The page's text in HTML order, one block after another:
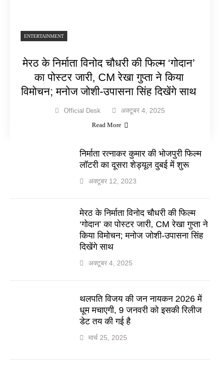
ENTERTAINMENT
मेरठ के निर्माता विनोद चौधरी की फिल्म ‘गोदान’
का पोस्टर जारी, CM रेखा गुप्ता ने किया
विमोचन; मनोज जोशी-उपासना सिंह दिखेंगे साथ
Official Desk अक्टूबर 4, 2025
Read More
निर्माता रत्नाकर कुमार की भोजपुरी फिल्म
लॉटरी का दूसरा शेड्यूल दुबई में शुरू
अक्टूबर 12, 2023
मेरठ के निर्माता विनोद चौधरी की फिल्म
‘गोदान’ का पोस्टर जारी, CM रेखा गुप्ता ने
किया विमोचन; मनोज जोशी-उपासना सिंह
दिखेंगे साथ
अक्टूबर 4, 2025
थलपति विजय की जन नायकन 2026 में
धूम मचाएगी, 9 जनवरी को इसकी रिलीज
डेट तय की गई है
मार्च 25, 2025